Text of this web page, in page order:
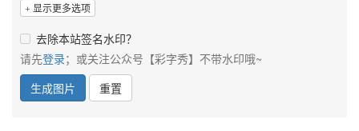
显示更多选项
去除本站签名水印？
请先登录；或关注公众号【彩字秀】不带水印哦~
生成图片
重置